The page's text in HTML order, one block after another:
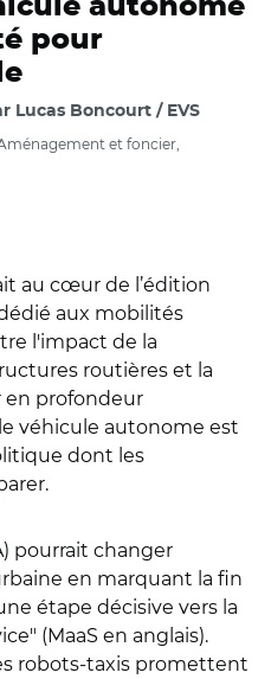
autonome
pour
Lucas Boncourt / EVS
et foncier,
au cœur de l’édition
aux mobilités
l'impact de la
routières et la
en profondeur
véhicule autonome est
dont les
pourrait changer
en marquant la fin
étape décisive vers la
(MaaS en anglais).
robots-taxis promettent